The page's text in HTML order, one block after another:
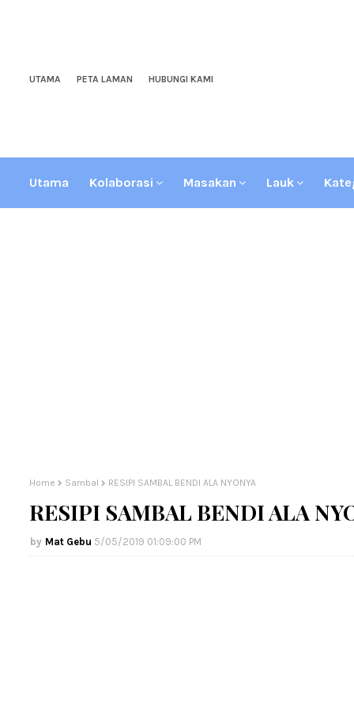
UTAMA PETA LAMAN HUBUNGI KAMI
Utama Kolaborasi Masakan Lauk
Home Sambal RESIPI SAMBAL BENDI ALA NYONYA
RESIPI SAMBAL BENDI ALA
Mat Gebu 5/05/2019 01:09:00 PM